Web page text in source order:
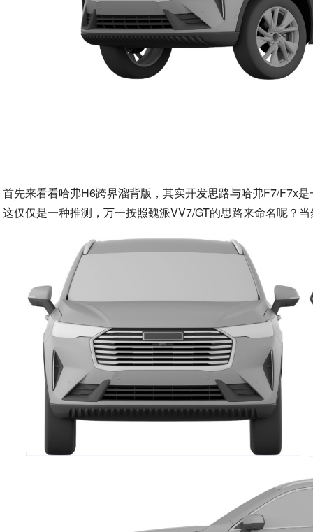
首先来看看哈弗H6跨界溜背版，其实开发思路与哈弗F7/F7x
这仅仅是一种推测，万一按照魏派VV7/GT的思路来命名呢？